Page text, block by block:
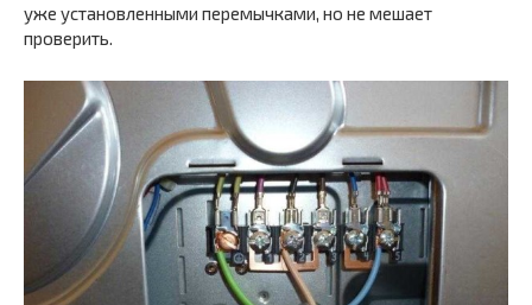
уже установленными перемычками, но не мешает
проверить.